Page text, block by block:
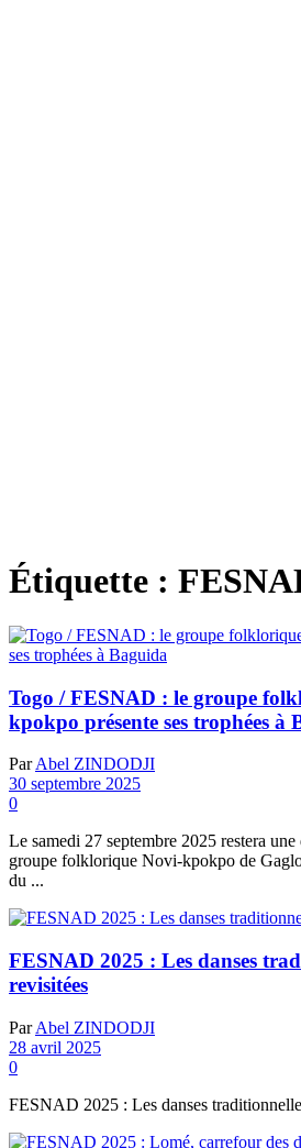
Étiquette :
Togo / FESNAD : le groupe
kpokpo présente ses trophées à
Par Abel ZINDODJI
30 septembre 2025
0
Le samedi 27 septembre 2025 restera
groupe folklorique Novi-kpokpo de
du ...
FESNAD 2025 : Les danses
revisitées
Par Abel ZINDODJI
28 avril 2025
0
FESNAD 2025 : Les danses